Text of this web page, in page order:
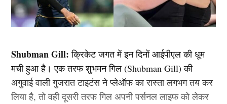
Shubman Gill: क्रिकेट जगत में इन दिनों आईपीएल की धूम
मची हुआ है। एक तरफ शुभमन गिल (Shubman Gill) की
अगुवाई वाली गुजरात टाइटंस ने प्लेऑफ का रास्ता लगभग तय कर
लिया है, तो वही दूसरी तरफ गिल अपनी पर्सनल लाइफ को लेकर